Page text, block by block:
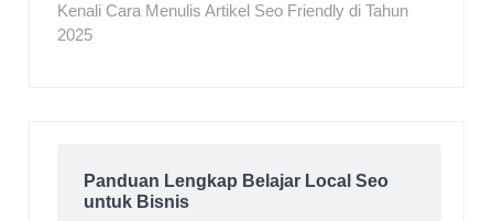
Kenali Cara Menulis Artikel Seo Friendly di Tahun
2025
Panduan Lengkap Belajar Local Seo
untuk Bisnis